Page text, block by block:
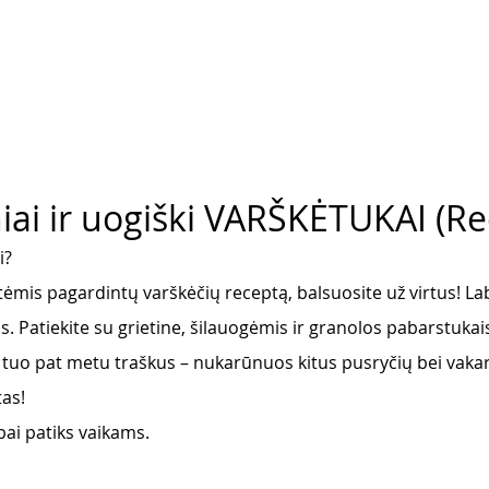
ir uogiški VARŠKĖTUKAI
pagardintų varškėčių receptą, balsuosite už virtus!
Patiekite su grietine, šilauogėmis ir granolos
pat metu traškus – nukarūnuos kitus pusryčių bei
patiks vaikams.